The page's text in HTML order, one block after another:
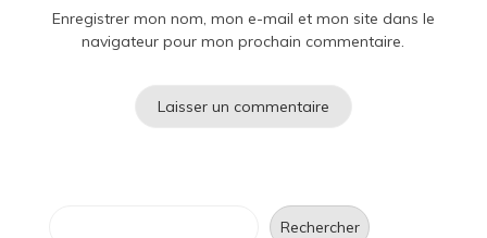
Enregistrer mon nom, mon e-mail et mon site dans le
navigateur pour mon prochain commentaire.
Rechercher